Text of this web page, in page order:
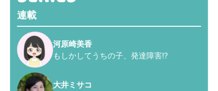
連載
河原崎美香
もしかしてうちの子、発達障害!?
大井ミサコ